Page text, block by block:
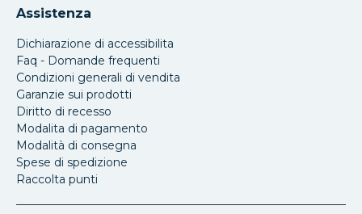
Assistenza
Dichiarazione di accessibilita
Faq - Domande frequenti
Condizioni generali di vendita
Garanzie sui prodotti
Diritto di recesso
Modalita di pagamento
Modalità di consegna
Spese di spedizione
Raccolta punti